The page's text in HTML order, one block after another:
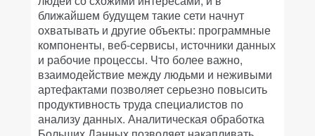
ближайшем будущем такие сети начнут
охватывать и другие объекты: программные
компоненты, веб-сервисы, источники данных
и рабочие процессы. Что более важно,
взаимодействие между людьми и неживыми
артефактами позволяет серьезно повысить
продуктивность труда специалистов по
анализу данных. Аналитическая обработка